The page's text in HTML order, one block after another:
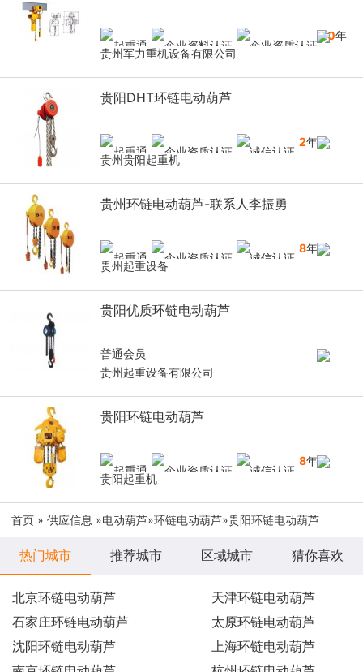
10年
贵州军力重机设备有限公司
贵阳DHT环链电动葫芦
2年
贵州贵阳起重机
贵州环链电动葫芦-联系人李振勇
8年
贵州起重设备
贵阳优质环链电动葫芦
普通会员
贵州起重设备有限公司
贵阳环链电动葫芦
8年
贵阳起重机
首页 » 供应信息 »电动葫芦»环链电动葫芦»贵阳环链电动葫芦
热门城市 推荐城市 区域城市 猜你喜欢
北京环链电动葫芦
天津环链电动葫芦
石家庄环链电动葫芦
太原环链电动葫芦
沈阳环链电动葫芦
上海环链电动葫芦